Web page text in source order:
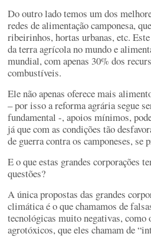
Do outro lado temos um dos
redes de alimentação camponesa,
ribeirinhos, hortas urbanas, etc.
da terra agrícola no mundo e
mundial, com apenas 30% dos
combustíveis.
Ele não apenas oferece mais
– por isso a reforma agrária segue
fundamental -, apoios mínimos,
já que com as condições tão
de guerra contra os camponeses, se
E o que estas grandes corporações
questões?
A única propostas das grandes
climática é o que chamamos de
tecnológicas muito negativas, como
agrotóxicos, que eles chamam de